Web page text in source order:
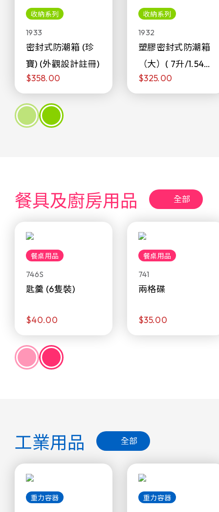
收納系列
1933
密封式防潮箱 (珍
寶) (外觀設計註冊)
$358.00
收納系列
1932
塑膠密封式防潮箱
（大）( 7升/1.54加
侖)
$325.00
餐具及廚房用品 全部
餐桌用品
746S
匙羹 (6隻裝)
$40.00
餐桌用品
741
兩格碟
$35.00
工業用品 全部
重力容器 重力容器